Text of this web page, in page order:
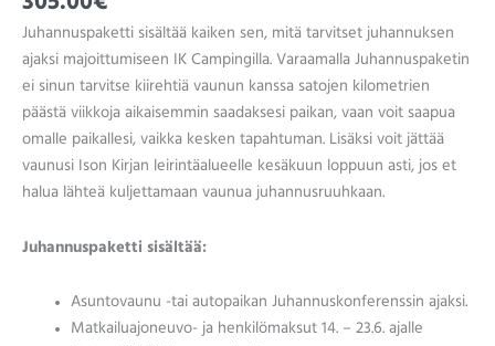
Juhannuspaketti sisältää kaiken sen, mitä tarvitset juhannuksen
ajaksi majoittumiseen IK Campingilla. Varaamalla Juhannuspaketin
ei sinun tarvitse kiirehtiä vaunun kanssa satojen kilometrien
päästä viikkoja aikaisemmin saadaksesi paikan, vaan voit saapua
omalle paikallesi, vaikka kesken tapahtuman. Lisäksi voit jättää
vaunusi Ison Kirjan leirintäalueelle kesäkuun loppuun asti, jos et
halua lähteä kuljettamaan vaunua juhannusruuhkaan.
Juhannuspaketti sisältää:
Asuntovaunu -tai autopaikan Juhannuskonferenssin ajaksi.
Matkailuajoneuvo- ja henkilömaksut 14. – 23.6. ajalle